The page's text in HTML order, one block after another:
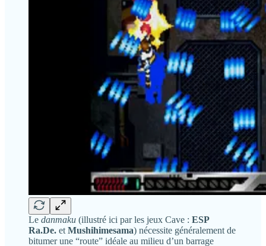
Le danmaku (illustré ici par les jeux Cave : ESP
Ra.De. et Mushihimesama) nécessite généralement de
bitumer une “route” idéale au milieu d’un barrage